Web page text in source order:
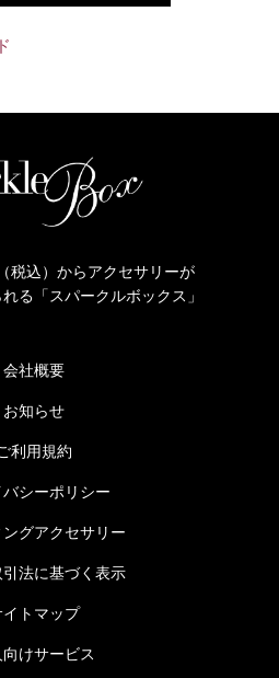
税込）からアクセサリーが
る「スパークルボックス」
会社概要
お知らせ
利用規約
バシーポリシー
グアクセサリー
法に基づく表示
イトマップ
けサービス